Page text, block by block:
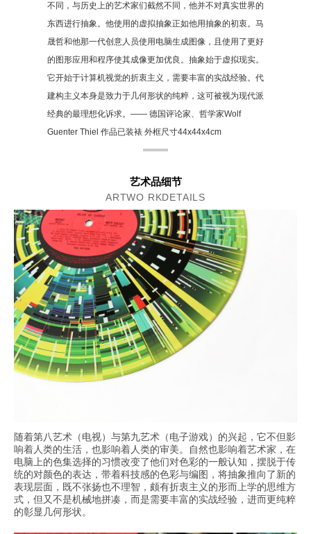
不同，与历史上的艺术家们截然不同，他并不对真实世界的
东西进行抽象。他使用的虚拟抽象正如他用抽象的初衷。马
晟哲和他那一代创意人员使用电脑生成图像，且使用了更好
的图形应用和程序使其成像更加优良。抽象始于虚拟现实。
它开始于计算机视觉的折衷主义，需要丰富的实战经验。代
建构主义本身是致力于几何形状的纯粹，这可被视为现代派
经典的最理想化诉求。—— 德国评论家、哲学家Wolf
Guenter Thiel 作品已装裱 外框尺寸44x44x4cm
艺术品细节
ARTWO RKDETAILS
随着第八艺术（电视）与第九艺术（电子游戏）的兴起，它不但影
响着人类的生活，也影响着人类的审美。自然也影响着艺术家，在
电脑上的色集选择的习惯改变了他们对色彩的一般认知，摆脱于传
统的对颜色的表达，带着科技感的色彩与编图，将抽象推向了新的
表现层面，既不张扬也不理智，颇有折衷主义的形而上学的思维方
式，但又不是机械地拼凑，而是需要丰富的实战经验，进而更纯粹
的彰显几何形状。